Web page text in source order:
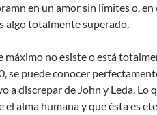
en un amor sin límites o,
algo totalmente superado.
máximo no esiste o está
se puede conocer
a discrepar de John y Leda. Lo
el alma humana y que ésta es